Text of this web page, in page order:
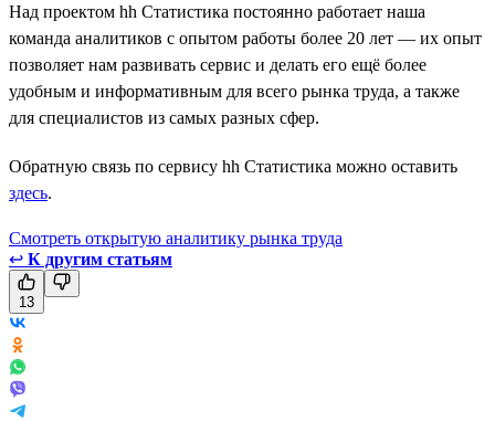
Над проектом hh Статистика постоянно работает наша
команда аналитиков с опытом работы более 20 лет — их опыт
позволяет нам развивать сервис и делать его ещё более
удобным и информативным для всего рынка труда, а также
для специалистов из самых разных сфер.
Обратную связь по сервису hh Статистика можно оставить
здесь.
Смотреть открытую аналитику рынка труда
↩ К другим статьям
13